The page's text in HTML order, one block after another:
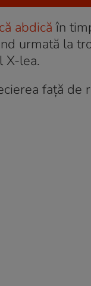
abdică în
urmată la
X-lea.
față